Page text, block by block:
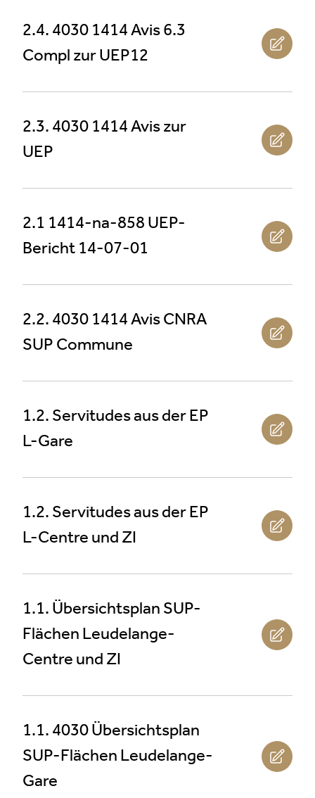
2.4. 4030 1414 Avis 6.3
Compl zur UEP12
2.3. 4030 1414 Avis zur
UEP
2.1 1414-na-858 UEP-
Bericht 14-07-01
2.2. 4030 1414 Avis CNRA
SUP Commune
1.2. Servitudes aus der EP
L-Gare
1.2. Servitudes aus der EP
L-Centre und ZI
1.1. Übersichtsplan SUP-
Flächen Leudelange-
Centre und ZI
1.1. 4030 Übersichtsplan
SUP-Flächen Leudelange-
Gare